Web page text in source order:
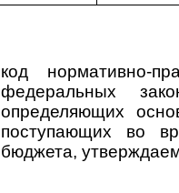
код нормативно-
федеральных
определяющих
поступающих во
бюджета,